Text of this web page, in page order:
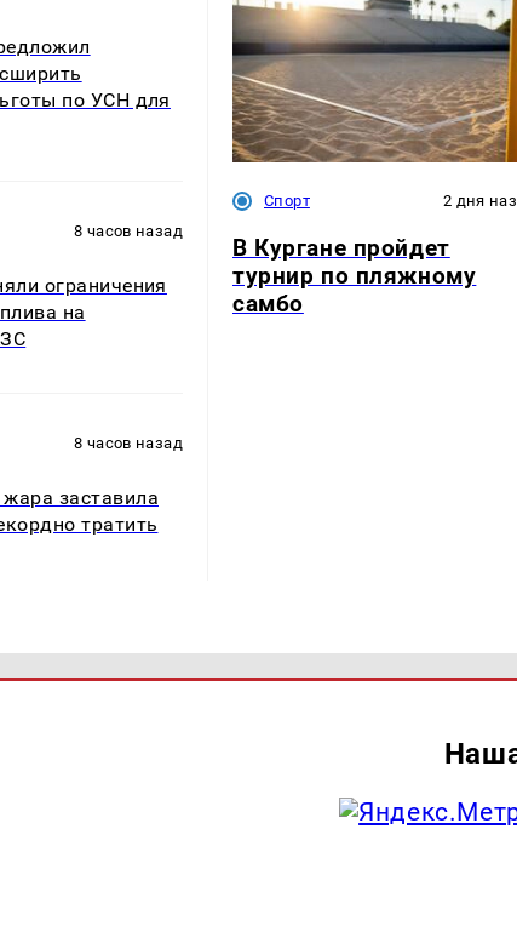
по УСН для
8 часов назад
ограничения
на
8 часов назад
заставила
тратить
Спорт 2 дня
В Кургане пройдет
турнир по пляжному
самбо